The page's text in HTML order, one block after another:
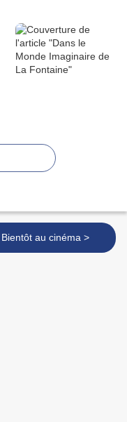
Bientôt au cinéma >